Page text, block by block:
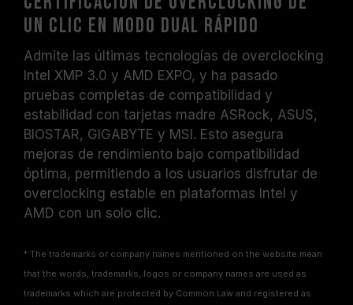
sido sometidos a pruebas bajo condiciones
de voltaje estándar. Para problemas
relacionados con el procesador o la tarjeta
madre, comuníquese con el soporte técnico
del fabricante correspondiente.
un clic en modo dual rápido
Admite las últimas tecnologías de overclocking
Intel XMP 3.0 y AMD EXPO, y ha pasado
pruebas completas de compatibilidad y
estabilidad con tarjetas madre ASRock, ASUS,
BIOSTAR, GIGABYTE y MSI. Esto asegura
mejoras de rendimiento bajo compatibilidad
óptima, permitiendo a los usuarios disfrutar de
overclocking estable en plataformas Intel y
AMD con un solo clic.
* The trademarks or company names mentioned on the website mean
that the words, trademarks, logos or company names are used as
trademarks which are protected by Common Law and registered as